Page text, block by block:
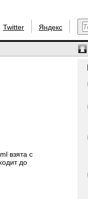
Twitter Яндекс
взята с
до